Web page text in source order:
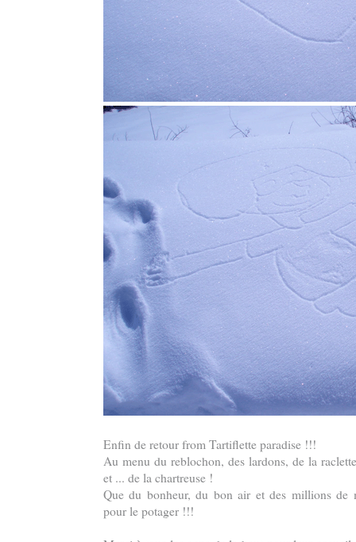
Enfin de retour from Tartiflette paradise !!!
Au menu du reblochon, des lardons, de la
et ... de la chartreuse !
Que du bonheur, du bon air et des millions de
pour le potager !!!